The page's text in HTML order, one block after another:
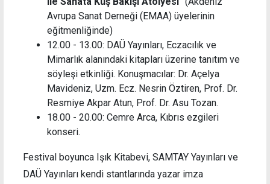
Avrupa Sanat Derneği (EMAA) üyelerinin
eğitmenliğinde)
12.00 - 13.00: DAÜ Yayınları, Eczacılık ve
Mimarlık alanındaki kitapları üzerine tanıtım ve
söyleşi etkinliği. Konuşmacılar: Dr. Açelya
Mavideniz, Uzm. Ecz. Nesrin Öztiren, Prof. Dr.
Resmiye Akpar Atun, Prof. Dr. Asu Tozan.
18.00 - 20.00: Cemre Arca, Kıbrıs ezgileri
konseri.
Festival boyunca Işık Kitabevi, SAMTAY Yayınları ve
DAÜ Yayınları kendi stantlarında yazar imza